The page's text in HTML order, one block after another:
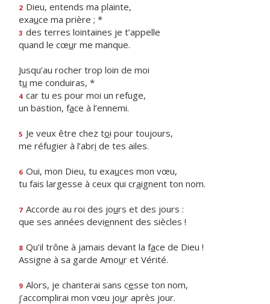
2 Dieu, entends ma plainte,
exauce ma prière ; *
3 des terres lointaines je t’appelle
quand le cœur me manque.
Jusqu’au rocher trop loin de moi
tu me conduiras, *
4 car tu es pour moi un refuge,
un bastion, face à l’ennemi.
5 Je veux être chez toi pour toujours,
me réfugier à l’abri de tes ailes.
6 Oui, mon Dieu, tu exauces mon vœu,
tu fais largesse à ceux qui craignent ton nom.
7 Accorde au roi des jours et des jours :
que ses années deviennent des siècles !
8 Qu’il trône à jamais devant la face de Dieu !
Assigne à sa garde Amour et Vérité.
9 Alors, je chanterai sans cesse ton nom,
j’accomplirai mon vœu jour après jour.